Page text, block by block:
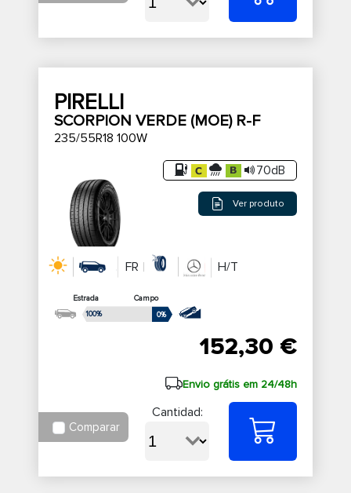
PIRELLI
SCORPION VERDE (MOE) R-F
235/55R18 100W
70dB
Ver produto
FR H/T
Estrada
Campo
100%
0%
152,30 €
Envio grátis em 24/48h
Comparar
Cantidad: